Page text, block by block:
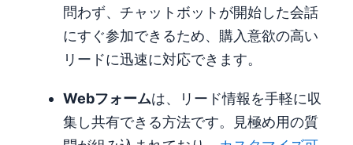
問わず、チャットボットが開始した会話
にすぐ参加できるため、購入意欲の高い
リードに迅速に対応できます。
Webフォームは、リード情報を手軽に収
集し共有できる方法です。見極め用の質